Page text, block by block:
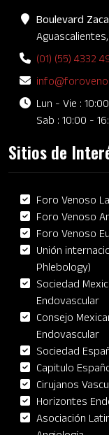
Boulevard
(01) (55) 4332
Lun - Vie :
Sab : 10:00 -
Sitios de
Foro Venoso
Foro Venoso
Foro Venoso
Unión
Phlebology)
Sociedad
Endovascular
Consejo
Endovascular
Sociedad
Capitulo
Cirujanos
Horizontes
Asociación